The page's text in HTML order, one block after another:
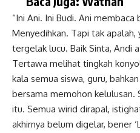
“Ini Ani. Ini Budi. Ani membaca
Menyedihkan. Tapi tak
tergelak lucu. Baik Sinta, Andi
Tertawa melihat tingkah
kala semua siswa, guru,
bersama memohon kelulusan.
itu. Semua wirid dirapal,
akhirnya belum digelar, bener